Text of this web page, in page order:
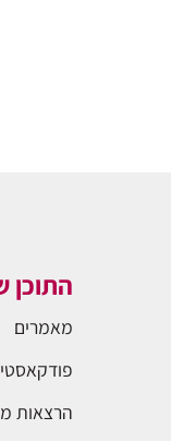
התוכן
מאמרים
הרצאות